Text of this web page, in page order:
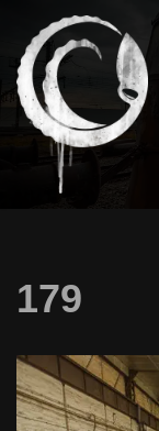
Aller
au
contenu
179